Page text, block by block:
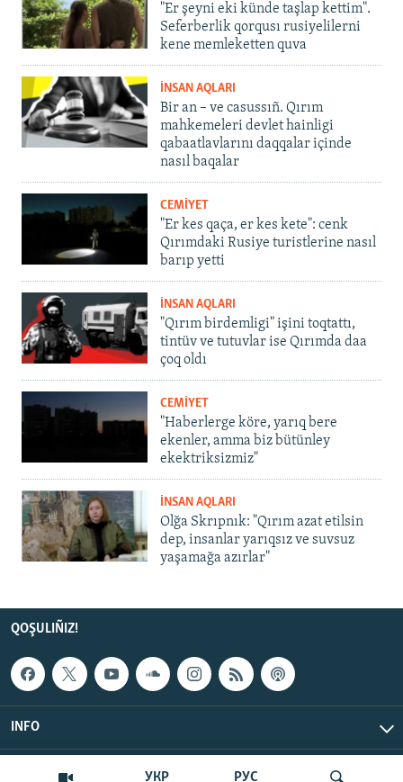
УКР РУС
"Er şeyni eki künde taşlap kettim".
Seferberlik qorqusı rusiyelilerni
kene memleketten quva
İNSAN AQLARI
Bir an – ve casussıñ. Qırım
mahkemeleri devlet hainligi
qabaatlavlarını daqqalar içinde
nasıl baqalar
CEMİYET
"Er kes qaça, er kes kete": cenk
Qırımdaki Rusiye turistlerine nasıl
barıp yetti
İNSAN AQLARI
"Qırım birdemligi" işini toqtattı,
tintüv ve tutuvlar ise Qırımda daa
çoq oldı
CEMİYET
"Haberlerge köre, yarıq bere
ekenler, amma biz bütünley
ekektriksizmiz"
İNSAN AQLARI
Olğa Skrıpnık: "Qırım azat etilsin
dep, insanlar yarıqsız ve suvsuz
yaşamağa azırlar"
QOŞULIÑIZ!
INFO
© Qırım.Aqiqat, 2026 | All Rights Reserved.